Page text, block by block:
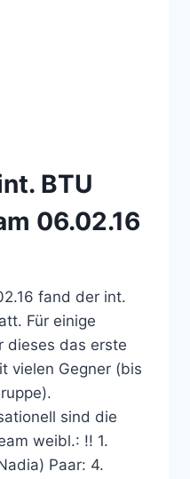
BTU
06.02.16
fand der int.
Für einige
dieses das erste
vielen Gegner (bis
sind die
weibl.: !! 1.
Paar: 4.